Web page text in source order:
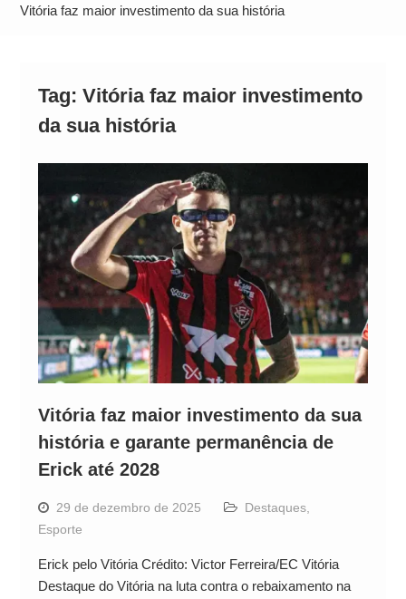
Alto
Vitória faz maior investimento da sua história
Tag: Vitória faz maior investimento
da sua história
Vitória faz maior investimento da sua
história e garante permanência de
Erick até 2028
29 de dezembro de 2025 Destaques,
Esporte
Erick pelo Vitória Crédito: Victor Ferreira/EC Vitória
Destaque do Vitória na luta contra o rebaixamento na